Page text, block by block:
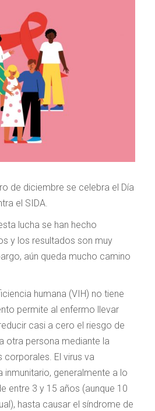
de diciembre se celebra el Día
el SIDA.
lucha se han hecho
y los resultados son muy
aún queda mucho camino
humana (VIH) no tiene
permite al enfermo llevar
casi a cero el riesgo de
otra persona mediante la
El virus va
inmunitario, generalmente a lo
entre 3 y 15 años (aunque 10
hasta causar el síndrome de